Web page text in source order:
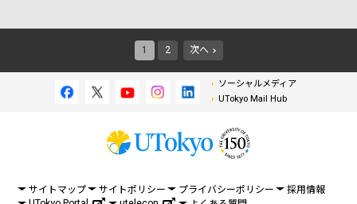
1 2 次へ
ソーシャルメディア
UTokyo Mail Hub
サイトマップ サイトポリシー プライバシーポリシー
採用情報